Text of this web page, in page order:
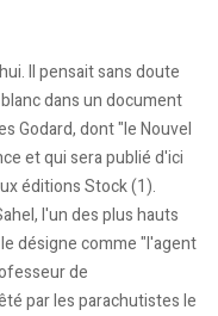
Il pensait sans doute
dans un document
Godard, dont "le Nouvel
et qui sera publié d'ici
éditions Stock (1).
l'un des plus hauts
désigne comme "l'agent
de
par les parachutistes le